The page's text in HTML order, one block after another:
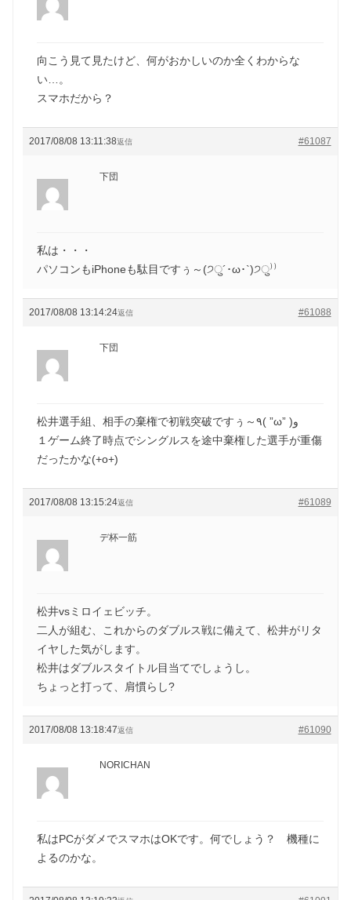
向こう見て見たけど、何がおかしいのか全くわからな
い…。
スマホだから？
2017/08/08 13:11:38 #61087
返信
下団
私は・・・
パソコンもiPhoneも駄目ですぅ～(੭ु´･ω･`)੭ु⁾⁾
2017/08/08 13:14:24 #61088
返信
下団
松井選手組、相手の棄権で初戦突破ですぅ～٩( ”ω” )و
１ゲーム終了時点でシングルスを途中棄権した選手が重傷
だったかな(+o+)
2017/08/08 13:15:24 #61089
返信
デ杯一筋
松井vsミロイェビッチ。
二人が組む、これからのダブルス戦に備えて、松井がリタ
イヤした気がします。
松井はダブルスタイトル目当てでしょうし。
ちょっと打って、肩慣らし?
2017/08/08 13:18:47 #61090
返信
NORICHAN
私はPCがダメでスマホはOKです。何でしょう？ 機種に
よるのかな。